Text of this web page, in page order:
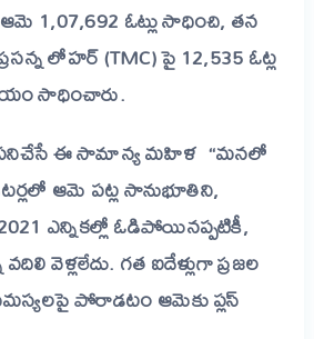
1,07,692 ఓట్లు సాధించి, తన
లోహర్ (TMC) పై 12,535 ఓట్ల
సాధించారు.
ఈ సామాన్య మహిళ “మనలో
ఆమె పట్ల సానుభూతిని,
ఎన్నికల్లో ఓడిపోయినప్పటికీ,
వెళ్లలేదు. గత ఐదేళ్లుగా ప్రజల
పోరాడటం ఆమెకు ప్లస్